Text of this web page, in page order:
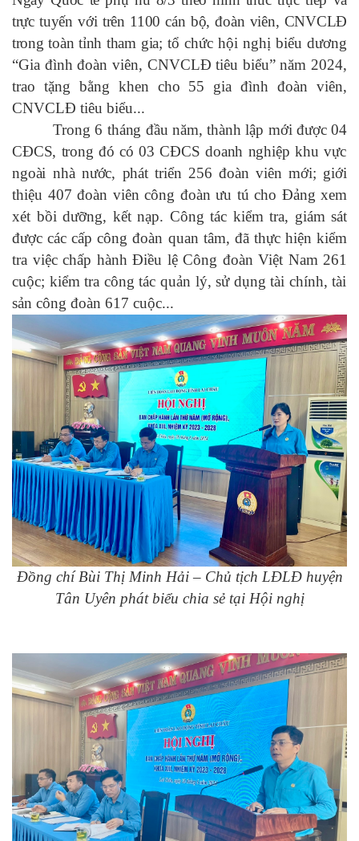
trực tuyến với trên 1100 cán bộ, đoàn viên, CNVCLĐ
trong toàn tỉnh tham gia; tổ chức hội nghị biểu dương
“Gia đình đoàn viên, CNVCLĐ tiêu biểu” năm 2024,
trao tặng bằng khen cho 55 gia đình đoàn viên,
CNVCLĐ tiêu biểu...
Trong 6 tháng đầu năm, thành lập mới được 04
CĐCS, trong đó có 03 CĐCS doanh nghiệp khu vực
ngoài nhà nước, phát triển 256 đoàn viên mới; giới
thiệu 407 đoàn viên công đoàn ưu tú cho Đảng xem
xét bồi dưỡng, kết nạp. Công tác kiểm tra, giám sát
được các cấp công đoàn quan tâm, đã thực hiện kiểm
tra việc chấp hành Điều lệ Công đoàn Việt Nam261
cuộc; kiểm tra công tác quản lý, sử dụng tài chính, tài
sản công đoàn 617 cuộc...
Đồng chí Bùi Thị Minh Hải – Chủ tịch LĐLĐ huyện
Tân Uyên phát biểu chia sẻ tại Hội nghị